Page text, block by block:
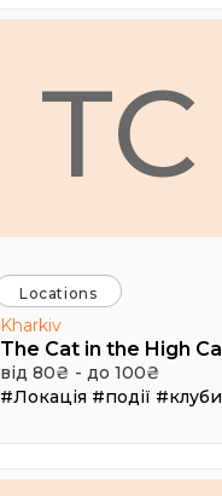
TC
Locations
Kharkiv
від 80₴ - до 100₴
#Локація #події #клуби